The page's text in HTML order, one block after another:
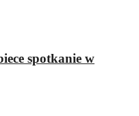
spotkanie w